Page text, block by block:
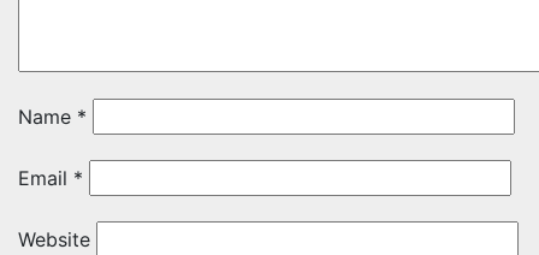
Name *
Email *
Website